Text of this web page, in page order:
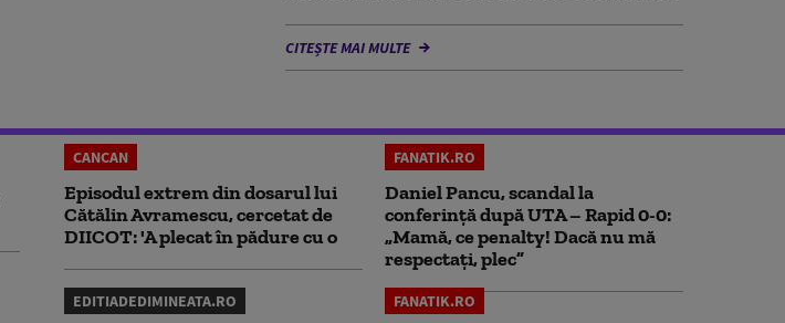
CITEȘTE MAI MULTE
CANCAN
Episodul extrem din dosarul lui
Cătălin Avramescu, cercetat de
DIICOT: 'A plecat în pădure cu o
FANATIK.RO
Daniel Pancu, scandal la
conferință după UTA – Rapid 0-0:
„Mamă, ce penalty! Dacă nu mă
respectați, plec”
EDITIADEDIMINEATA.RO FANATIK.RO